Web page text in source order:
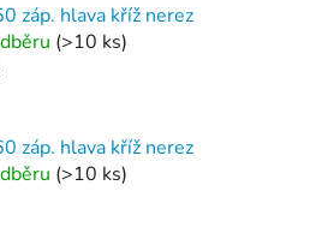
záp. hlava kříž nerez
(>10 ks)
záp. hlava kříž nerez
(>10 ks)